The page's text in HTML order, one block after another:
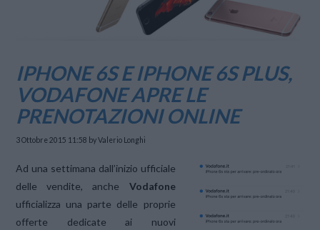
IPHONE 6S E IPHONE 6S PLUS,
VODAFONE APRE LE
PRENOTAZIONI ONLINE
3 Ottobre 2015 11:58 by Valerio Longhi
Ad una settimana dall’inizio ufficiale
delle vendite, anche Vodafone
ufficializza una parte delle proprie
offerte dedicate ai nuovi